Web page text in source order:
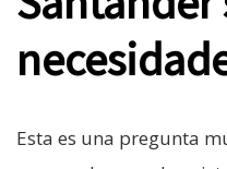
Esta es una pregunta